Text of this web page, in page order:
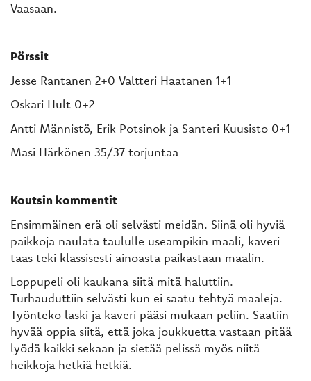
Vaasaan.
Pörssit
Jesse Rantanen 2+0 Valtteri Haatanen 1+1
Oskari Hult 0+2
Antti Männistö, Erik Potsinok ja Santeri Kuusisto 0+1
Masi Härkönen 35/37 torjuntaa
Koutsin kommentit
Ensimmäinen erä oli selvästi meidän. Siinä oli hyviä
paikkoja naulata taululle useampikin maali, kaveri
taas teki klassisesti ainoasta paikastaan maalin.
Loppupeli oli kaukana siitä mitä haluttiin.
Turhauduttiin selvästi kun ei saatu tehtyä maaleja.
Työnteko laski ja kaveri pääsi mukaan peliin. Saatiin
hyvää oppia siitä, että joka joukkuetta vastaan pitää
lyödä kaikki sekaan ja sietää pelissä myös niitä
heikkoja hetkiä hetkiä.